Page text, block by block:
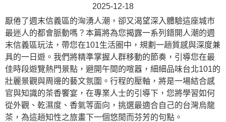
2025-12-18
厭倦了週末信義區的洶湧人潮，卻又渴望深入體驗這座城市
最迷人的都會脈動嗎？本篇將為您揭露一系列錯開人潮的週
末信義區玩法，帶您在101生活圈中，規劃一趟質感與深度兼
具的一日遊。我們將精準掌握人群移動的節奏，引導您在最
佳時段遊覽熱門景點，避開午間的喧囂，細細品味台北101的
壯麗景觀與周邊的藝文氛圍。行程的壓軸，將是一場結合感
官與知識的茶香饗宴，在專業人士的引導下，您將學習如何
從外觀、乾濕度、香氣等面向，挑選最適合自己的台灣烏龍
茶，為這趟知性之旅畫下一個悠閒而芬芳的句點。